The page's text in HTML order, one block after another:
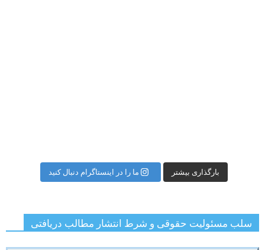
بارگذاری بیشتر ما را در اینستاگرام دنبال کنید
سلب مسئولیت حقوقی و شرط انتشار مطالب دریافتی